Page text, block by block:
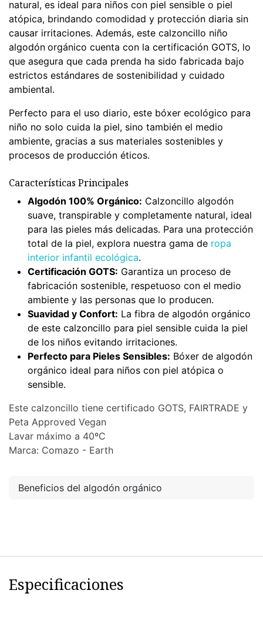
natural, es ideal para niños con piel sensible o piel
atópica, brindando comodidad y protección diaria sin
causar irritaciones. Además, este calzoncillo niño
algodón orgánico cuenta con la certificación GOTS, lo
que asegura que cada prenda ha sido fabricada bajo
estrictos estándares de sostenibilidad y cuidado
ambiental.
Perfecto para el uso diario, este bóxer ecológico para
niño no solo cuida la piel, sino también el medio
ambiente, gracias a sus materiales sostenibles y
procesos de producción éticos.
Características Principales
Algodón 100% Orgánico: Calzoncillo algodón
suave, transpirable y completamente natural, ideal
para las pieles más delicadas. Para una protección
total de la piel, explora nuestra gama de ropa
interior infantil ecológica.
Certificación GOTS: Garantiza un proceso de
fabricación sostenible, respetuoso con el medio
ambiente y las personas que lo producen.
Suavidad y Confort: La fibra de algodón orgánico
de este calzoncillo para piel sensible cuida la piel
de los niños evitando irritaciones.
Perfecto para Pieles Sensibles: Bóxer de algodón
orgánico ideal para niños con piel atópica o
sensible.
Este calzoncillo tiene certificado GOTS, FAIRTRADE y
Peta Approved Vegan
Lavar máximo a 40ºC
Marca: Comazo - Earth
Beneficios del algodón orgánico
Especificaciones